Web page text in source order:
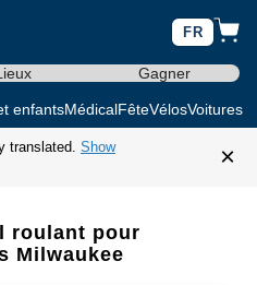
FR
Gagner
enfantsMédicalFêteVélosVoitures
translated. Show
×
roulant pour
Milwaukee